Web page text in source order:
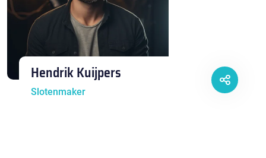
Hendrik Kuijpers
Slotenmaker